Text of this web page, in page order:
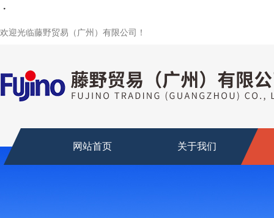
欢迎光临藤野贸易（广州）有限公司！
网站首页 关于我们
・・・・・